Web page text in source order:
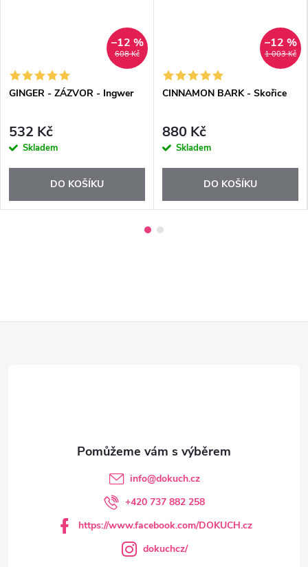
608 Kč
–12 %
GINGER - ZÁZVOR - Ingwer
532 Kč
Skladem
DO KOŠÍKU
1 003 Kč
–12 %
CINNAMON BARK - Skořice
880 Kč
Skladem
DO KOŠÍKU
info@dokuch.cz
+420 737 882 258
https://www.facebook.com/DOKUCH.cz
dokuchcz/